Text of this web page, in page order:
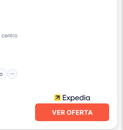
centro
VER OFERTA